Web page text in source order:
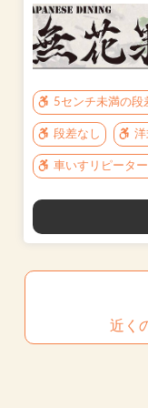
5センチ未満の段
段差なし 洋
車いすリピーター
近く